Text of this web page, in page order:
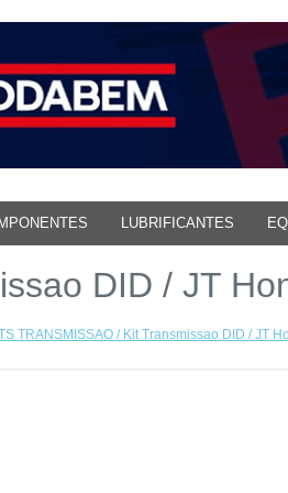
LUBRIFICANTES
DID / JT
TRANSMISSAO / Kit Transmissao DID / JT